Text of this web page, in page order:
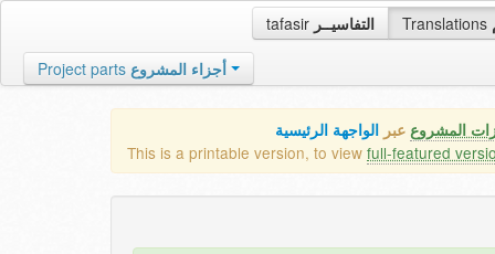
tafasir التفاسيــر Translations
Project parts أجزاء المشروع
المشروع عبر الواجهة الرئيسية
This is a printable version, to view full-featured